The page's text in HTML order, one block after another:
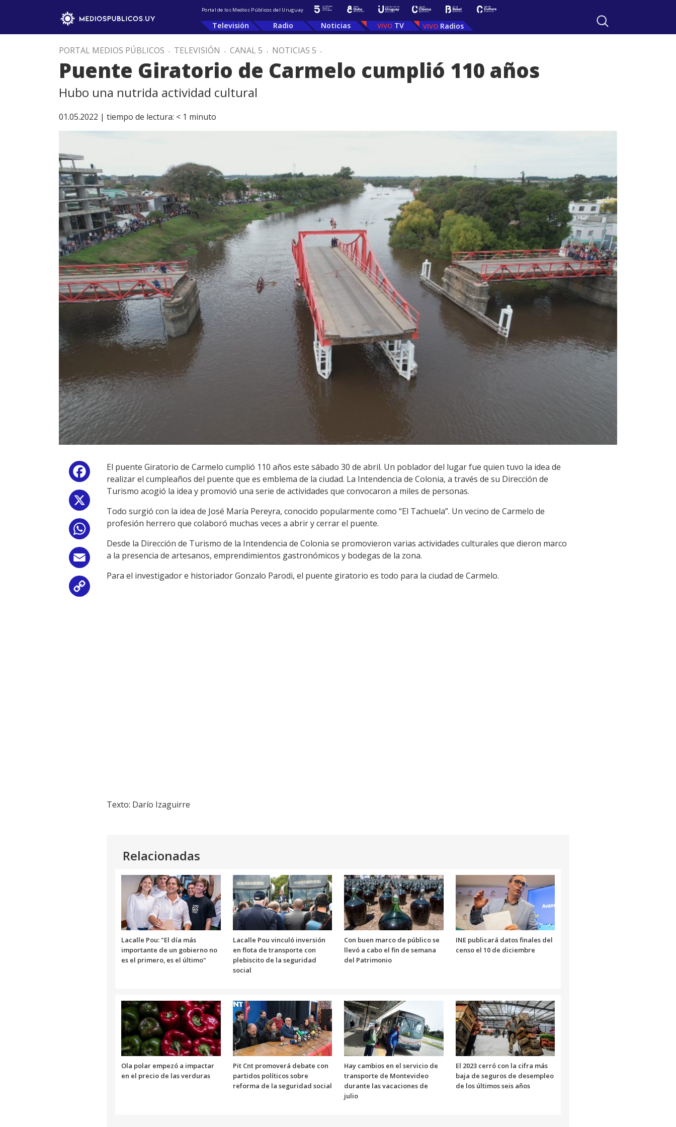
Portal de los Medios Públicos del Uruguay
Televisión Radio Noticias TV Radios
PORTAL MEDIOS PÚBLICOS . TELEVISIÓN . CANAL 5 . NOTICIAS 5 .
Puente Giratorio de Carmelo cumplió 110 años
Hubo una nutrida actividad cultural
01.05.2022 | tiempo de lectura: < 1 minuto
Facebook
WhatsApp
Email
El puente Giratorio de Carmelo cumplió 110 años este sábado 30 de abril. Un poblador del lugar fue quien tuvo la idea de
realizar el cumpleaños del puente que es emblema de la ciudad. La Intendencia de Colonia, a través de su Dirección de
Turismo acogió la idea y promovió una serie de actividades que convocaron a miles de personas.
Todo surgió con la idea de José María Pereyra, conocido popularmente como “El Tachuela”. Un vecino de Carmelo de
profesión herrero que colaboró muchas veces a abrir y cerrar el puente.
Desde la Dirección de Turismo de la Intendencia de Colonia se promovieron varias actividades culturales que dieron marco
a la presencia de artesanos, emprendimientos gastronómicos y bodegas de la zona.
Para el investigador e historiador Gonzalo Parodi, el puente giratorio es todo para la ciudad de Carmelo.
Texto: Darío Izaguirre
Relacionadas
Lacalle Pou: "El día más
importante de un gobierno no
es el primero, es el último"
Lacalle Pou vinculó inversión
en flota de transporte con
plebiscito de la seguridad
social
Con buen marco de público se
llevó a cabo el fin de semana
del Patrimonio
INE publicará datos finales del
censo el 10 de diciembre
Ola polar empezó a impactar
en el precio de las verduras
Pit Cnt promoverá debate con
partidos políticos sobre
reforma de la seguridad social
Hay cambios en el servicio de
transporte de Montevideo
durante las vacaciones de
julio
El 2023 cerró con la cifra más
baja de seguros de desempleo
de los últimos seis años